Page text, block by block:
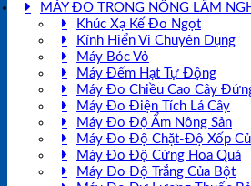
MÁY ĐO TRONG NÔNG LÂM
Khúc Xạ Kế Đo Ngọt
Kính Hiển Vi Chuyên Dụng
Máy Bóc Vỏ
Máy Đếm Hạt Tự Động
Máy Đo Chiều Cao Cây
Máy Đo Điện Tích Lá Cây
Máy Đo Độ Ẩm Nông Sản
Máy Đo Độ Chặt-Độ Xốp
Máy Đo Độ Cứng Hoa Quả
Máy Đo Độ Trắng Của Bột